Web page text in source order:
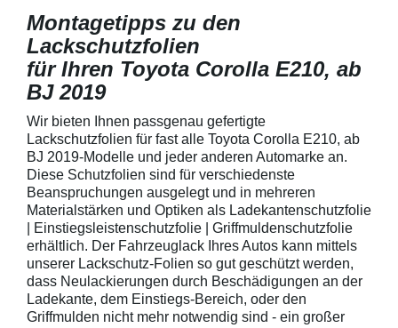
Montagetipps zu den
Lackschutzfolien
für Ihren Toyota Corolla E210, ab
BJ 2019
Wir bieten Ihnen passgenau gefertigte
Lackschutzfolien für fast alle Toyota Corolla E210, ab
BJ 2019-Modelle und jeder anderen Automarke an.
Diese Schutzfolien sind für verschiedenste
Beanspruchungen ausgelegt und in mehreren
Materialstärken und Optiken als Ladekantenschutzfolie
| Einstiegsleistenschutzfolie | Griffmuldenschutzfolie
erhältlich. Der Fahrzeuglack Ihres Autos kann mittels
unserer Lackschutz-Folien so gut geschützt werden,
dass Neulackierungen durch Beschädigungen an der
Ladekante, dem Einstiegs-Bereich, oder den
Griffmulden nicht mehr notwendig sind - ein großer